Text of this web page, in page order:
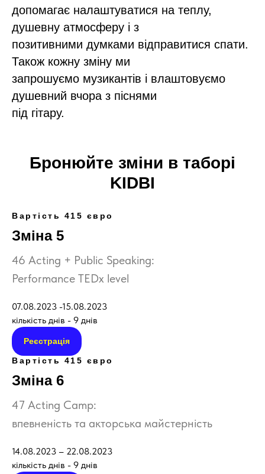
допомагає налаштуватися на теплу,
душевну атмосферу і з
позитивними думками відправитися спати.
Також кожну зміну ми
запрошуємо музикантів і влаштовуємо
душевний вчора з піснями
під гітару.
Бронюйте зміни в таборі
KIDBI
Вартість 415 євро
Зміна 5
46 Acting + Public Speaking:
Performance TEDx level
07.08.2023 -15.08.2023
кількість днів - 9 днів
Реєстрація
Вартість 415 євро
Зміна 6
47 Acting Camp:
впевненість та акторська майстерність
14.08.2023 – 22.08.2023
кількість днів - 9 днів